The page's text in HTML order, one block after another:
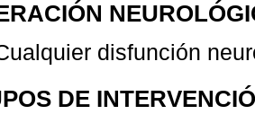
disfunción
DE